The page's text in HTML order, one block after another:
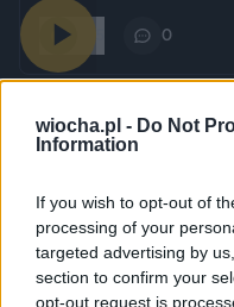
wiocha.pl - Do Not
Information
If you wish to opt-out of
processing of your
targeted advertising by
section to confirm your
opt-out request is
0
Modlitwa o
przezantichristos — 1
Kategoria: 😂Śmieszne Tagi: